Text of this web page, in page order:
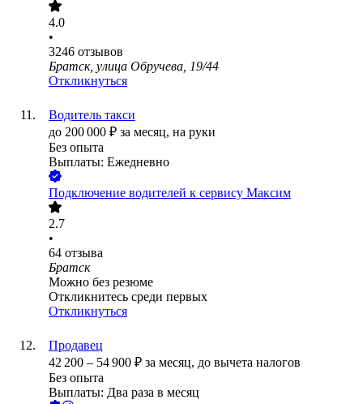
4.0
•
3246 отзывов
Братск, улица Обручева, 19/44
Откликнуться
Водитель такси
до 200 000 ₽ за месяц, на руки
Без опыта
Выплаты: Ежедневно
Подключение водителей к сервису Максим
2.7
•
64 отзыва
Братск
Можно без резюме
Откликнитесь среди первых
Откликнуться
Продавец
42 200 – 54 900 ₽ за месяц, до вычета налогов
Без опыта
Выплаты: Два раза в месяц